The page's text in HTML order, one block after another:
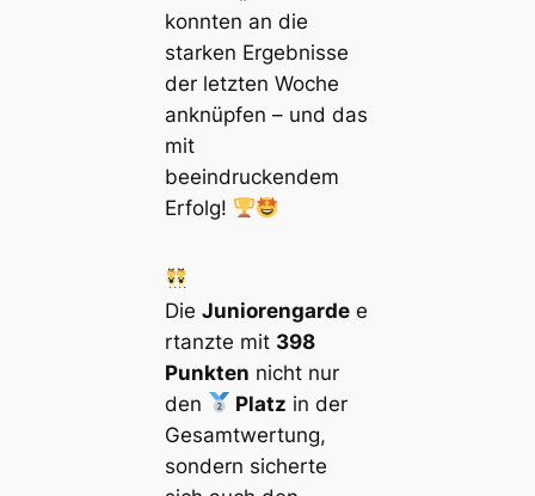
konnten an die
starken Ergebnisse
der letzten Woche
anknüpfen – und das
mit
beeindruckendem
Erfolg!
Die Juniorengardee
rtanzte mit 398
Punkten nicht nur
den
Platz in der
Gesamtwertung,
sondern sicherte